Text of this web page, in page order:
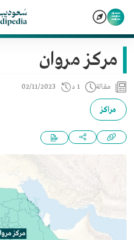
مركز مروان
مقالة 1 د 02/11/2023
مراكز